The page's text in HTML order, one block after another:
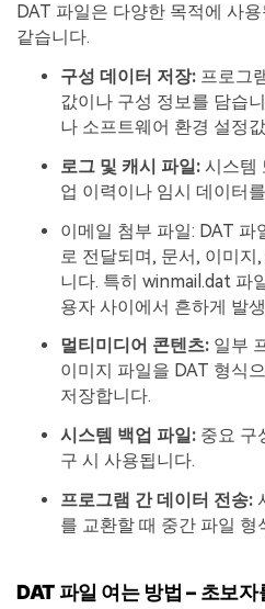
DAT 파일은 다양한 목적에 사
같습니다.
구성 데이터 저장: 프로그
값이나 구성 정보를 담습
나 소프트웨어 환경 설정
로그 및 캐시 파일: 시스템
업 이력이나 임시 데이터
이메일 첨부 파일: DAT 파
로 전달되며, 문서, 이미
니다. 특히 winmail.dat 파
용자 사이에서 흔하게 발
멀티미디어 콘텐츠: 일부
이미지 파일을 DAT 형식
저장합니다.
시스템 백업 파일: 중요 구
구 시 사용됩니다.
프로그램 간 데이터 전송:
를 교환할 때 중간 파일
DAT 파일 여는 방법 – 초보